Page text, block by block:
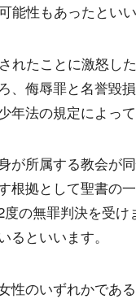
能性もあったといい
れたことに激怒し
、侮辱罪と名誉毀
法の規定によっ
が所属する教会が
根拠として聖書の
の無罪判決を受
るといいます。
性のいずれかであ